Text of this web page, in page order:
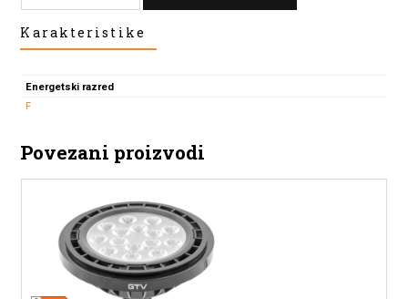
ŽARULJA
12,5W
4000K
Karakteristike
Energetski razred
F
Povezani proizvodi